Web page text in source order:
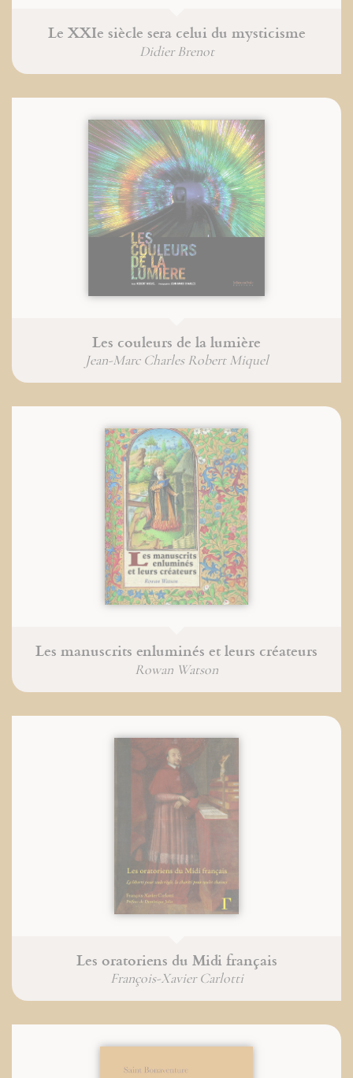
Le XXIe siècle sera celui du mysticisme
Didier Brenot
Les couleurs de la lumière
Jean-Marc Charles Robert Miquel
Les manuscrits enluminés et leurs créateurs
Rowan Watson
Les oratoriens du Midi français
François-Xavier Carlotti